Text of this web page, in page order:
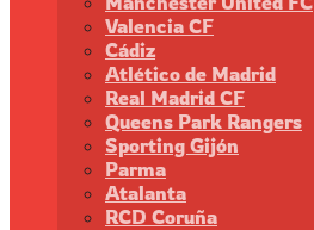
Valencia CF
Cádiz
Atlético de Madrid
Real Madrid CF
Queens Park Rangers
Sporting Gijón
Parma
Atalanta
RCD Coruña